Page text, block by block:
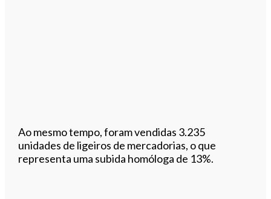
Ao mesmo tempo, foram vendidas 3.235
unidades de ligeiros de mercadorias, o que
representa uma subida homóloga de 13%.